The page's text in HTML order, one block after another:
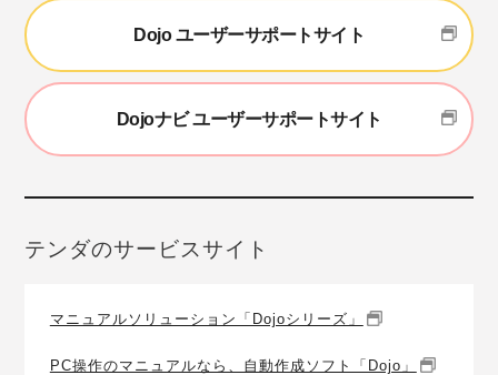
Dojo ユーザーサポートサイト
Dojoナビ ユーザーサポートサイト
テンダのサービスサイト
マニュアルソリューション「Dojoシリーズ」
PC操作のマニュアルなら、自動作成ソフト「Dojo」